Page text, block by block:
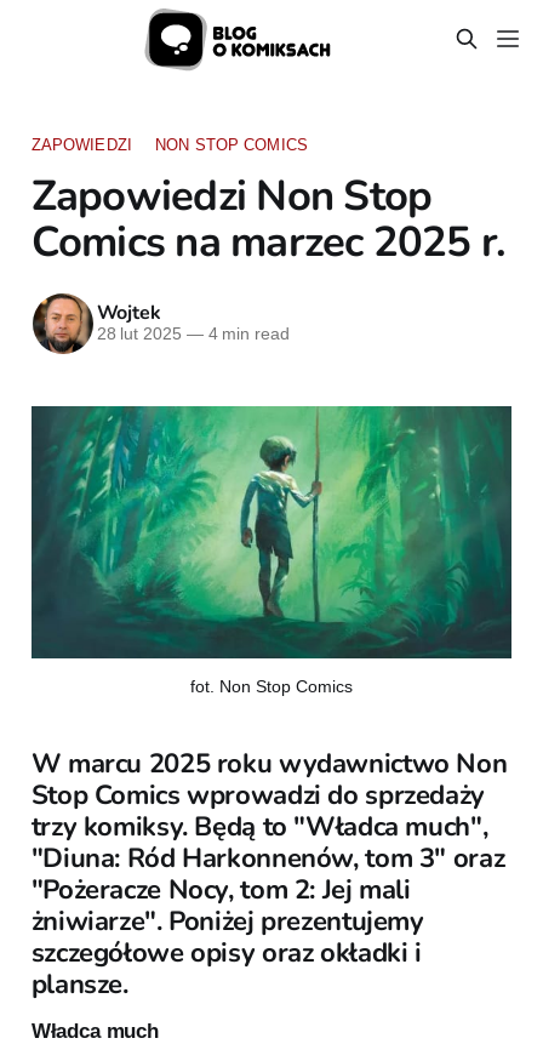
ZAPOWIEDZI NON STOP COMICS
Zapowiedzi Non Stop
Comics na marzec 2025 r.
Wojtek
28 lut 2025 —4 min read
fot. Non Stop Comics
W marcu 2025 roku wydawnictwo Non
Stop Comics wprowadzi do sprzedaży
trzy komiksy. Będą to "Władca much",
"Diuna: Ród Harkonnenów, tom 3" oraz
"Pożeracze Nocy, tom 2: Jej mali
żniwiarze". Poniżej prezentujemy
szczegółowe opisy oraz okładki i
plansze.
Władca much